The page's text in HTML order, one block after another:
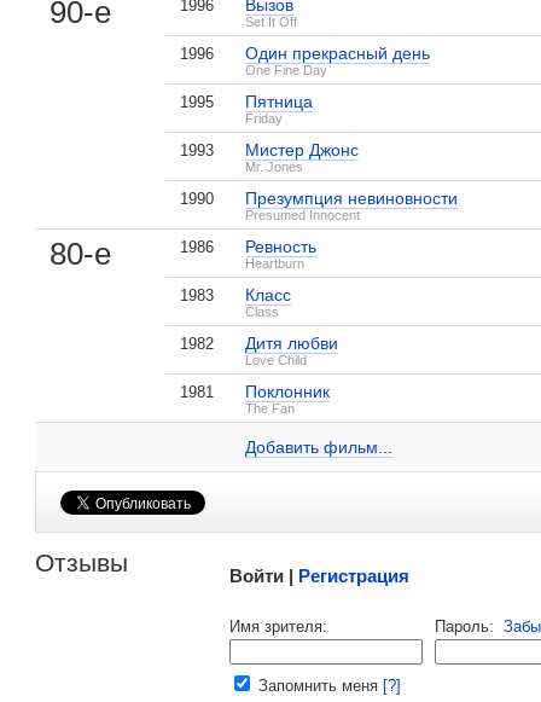
90-е 1996 Вызов
Set It Off
1996 Один прекрасный день
One Fine Day
1995 Пятница
Friday
1993 Мистер Джонс
Mr. Jones
1990 Презумпция невиновности
Presumed Innocent
80-е 1986 Ревность
Heartburn
1983 Класс
Class
1982 Дитя любви
Love Child
1981 Поклонник
The Fan
Добавить фильм...
Анна Мария Хорсфорд на IMDB.com
Отзывы
, поделитесь своим мнением
Войти | Регистрация
Имя зрителя: Пароль:
Запомнить меня [?]